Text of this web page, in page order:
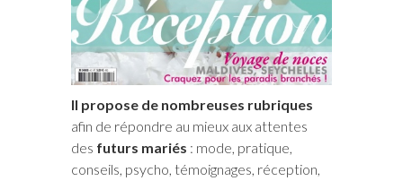
Il propose de nombreuses rubriques
afin de répondre au mieux aux attentes
des futurs mariés : mode, pratique,
conseils, psycho, témoignages, réception,